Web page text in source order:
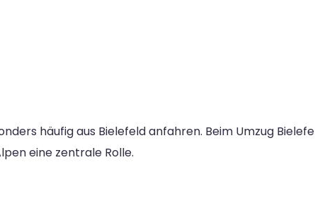
häufig aus Bielefeld anfahren. Beim Umzug
eine zentrale Rolle.